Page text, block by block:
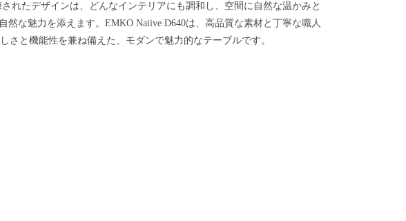
れたデザインは、どんなインテリアにも調和し、空間に自然な温かみと
な魅力を添えます。EMKO Naiive D640は、高品質な素材と丁寧な職人
と機能性を兼ね備えた、モダンで魅力的なテーブルです。